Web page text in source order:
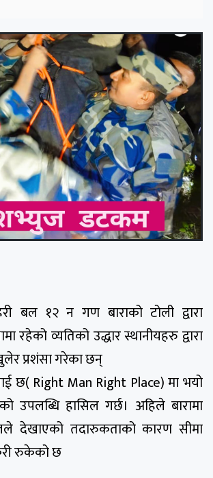
बल १२ न गण बाराको टोली द्वारा
रहेको व्यतिको उद्धार स्थानीयहरु द्वारा
प्रशंसा गरेका छन्
छ( Right Man Right Place) मा भयो
उपलब्धि हासिल गर्छ। अहिले बारामा
देखाएको तदारुकताको कारण सीमा
रुकेको छ